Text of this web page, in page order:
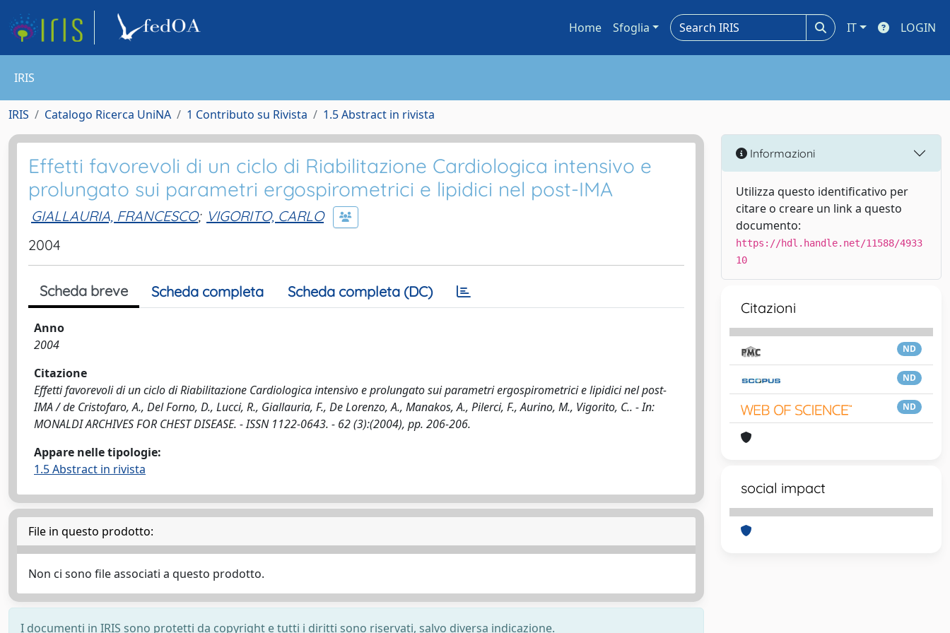
Home Sfoglia IT LOGIN
IRIS
IRIS Catalogo Ricerca UniNA 1 Contributo su Rivista 1.5 Abstract in rivista
Effetti favorevoli di un ciclo di Riabilitazione Cardiologica intensivo e
prolungato sui parametri ergospirometrici e lipidici nel post-IMA
GIALLAURIA, FRANCESCO; VIGORITO, CARLO
2004
Scheda breve Scheda completa Scheda completa (DC)
Anno
2004
Citazione
Effetti favorevoli di un ciclo di Riabilitazione Cardiologica intensivo e prolungato sui parametri ergospirometrici e lipidici nel post-
IMA / de Cristofaro, A., Del Forno, D., Lucci, R., Giallauria, F., De Lorenzo, A., Manakos, A., Pilerci, F., Aurino, M., Vigorito, C.. - In:
MONALDI ARCHIVES FOR CHEST DISEASE. - ISSN 1122-0643. - 62 (3):(2004), pp. 206-206.
Appare nelle tipologie:
1.5 Abstract in rivista
File in questo prodotto:
Non ci sono file associati a questo prodotto.
I documenti in IRIS sono protetti da copyright e tutti i diritti sono riservati, salvo diversa indicazione.
Informazioni
Utilizza questo identificativo per
citare o creare un link a questo
documento:
https://hdl.handle.net/11588/4933
10
Citazioni
ND
ND
ND
social impact